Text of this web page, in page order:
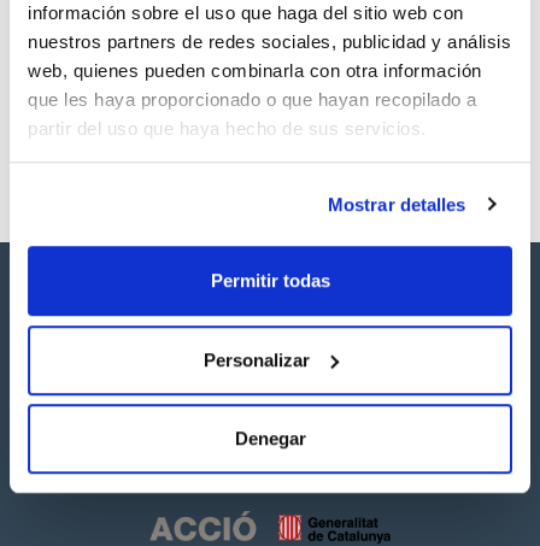
información sobre el uso que haga del sitio web con
nuestros partners de redes sociales, publicidad y análisis
web, quienes pueden combinarla con otra información
que les haya proporcionado o que hayan recopilado a
partir del uso que haya hecho de sus servicios.
Mostrar detalles
Permitir todas
Personalizar
Denegar
Los productos marcados con esta imagen son
productos marca Scharlau habitualmente en stock,
listos para una entrega inmediata.
Síguenos: